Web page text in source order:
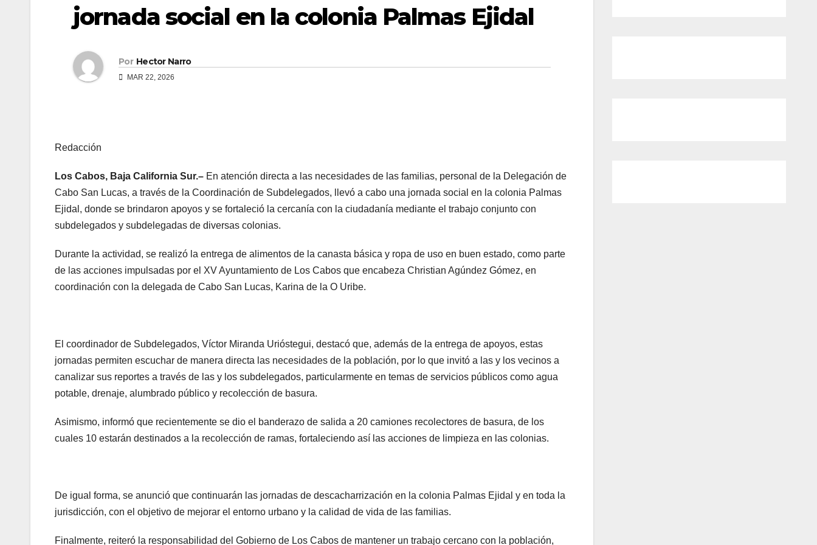
jornada social en la colonia Palmas Ejidal
Por Hector Narro
MAR 22, 2026
Redacción
Los Cabos, Baja California Sur.– En atención directa a las necesidades de las familias, personal de la Delegación de
Cabo San Lucas, a través de la Coordinación de Subdelegados, llevó a cabo una jornada social en la colonia Palmas
Ejidal, donde se brindaron apoyos y se fortaleció la cercanía con la ciudadanía mediante el trabajo conjunto con
subdelegados y subdelegadas de diversas colonias.
Durante la actividad, se realizó la entrega de alimentos de la canasta básica y ropa de uso en buen estado, como parte
de las acciones impulsadas por el XV Ayuntamiento de Los Cabos que encabeza Christian Agúndez Gómez, en
coordinación con la delegada de Cabo San Lucas, Karina de la O Uribe.
El coordinador de Subdelegados, Víctor Miranda Urióstegui, destacó que, además de la entrega de apoyos, estas
jornadas permiten escuchar de manera directa las necesidades de la población, por lo que invitó a las y los vecinos a
canalizar sus reportes a través de las y los subdelegados, particularmente en temas de servicios públicos como agua
potable, drenaje, alumbrado público y recolección de basura.
Asimismo, informó que recientemente se dio el banderazo de salida a 20 camiones recolectores de basura, de los
cuales 10 estarán destinados a la recolección de ramas, fortaleciendo así las acciones de limpieza en las colonias.
De igual forma, se anunció que continuarán las jornadas de descacharrización en la colonia Palmas Ejidal y en toda la
jurisdicción, con el objetivo de mejorar el entorno urbano y la calidad de vida de las familias.
Finalmente, reiteró la responsabilidad del Gobierno de Los Cabos de mantener un trabajo cercano con la población,